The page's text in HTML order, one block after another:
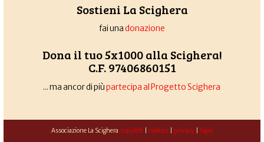
Sostieni La Scighera
fai unadonazione
Dona il tuo 5x1000 alla Scighera!
C.F. 97406860151
... ma ancor di piùpartecipa al Progetto Scighera
Associazione La Scighera copyleft| cookies| privacy| login